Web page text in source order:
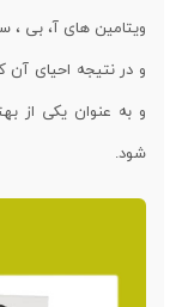
ویتامین های آ، بی ،
و به عنوان یکی از
شود.